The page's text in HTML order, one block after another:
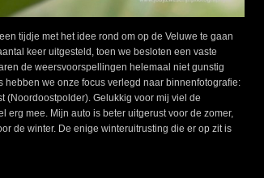
tijdje met het idee rond om op de Veluwe te gaan
keer uitgesteld, toen we besloten een vaste
de weersvoorspellingen helemaal niet gunstig
hebben we onze focus verlegd naar binnenfotografie:
(Noordoostpolder). Gelukkig voor mij viel de
erg mee. Mijn auto is beter uitgerust voor de zomer,
de winter. De enige winteruitrusting die er op zit is